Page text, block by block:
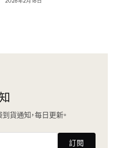
貨通知，每日更新。
訂閱